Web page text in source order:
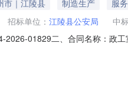
市｜江陵县 制造生产
服务
招标单位： 江陵县公安局
中
2026-01829二、合同名称：政
工室资料印刷费用规格型号（